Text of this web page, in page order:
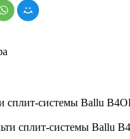
сплит-системы Ballu